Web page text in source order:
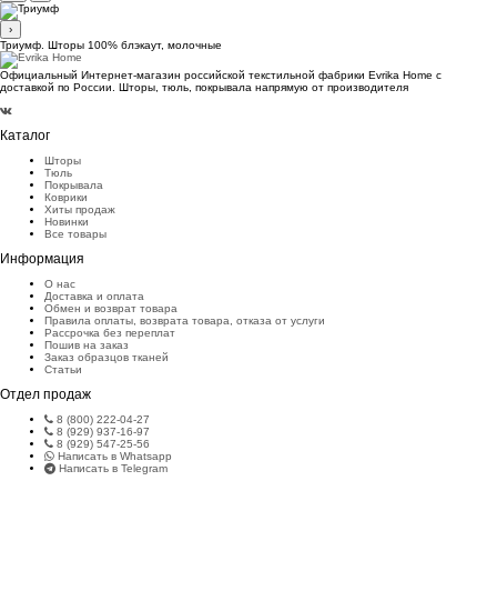
›
Триумф. Шторы 100% блэкаут, молочные
Официальный Интернет-магазин российской текстильной фабрики Evrika Home c
доставкой по России. Шторы, тюль, покрывала напрямую от производителя
Каталог
Шторы
Тюль
Покрывала
Коврики
Хиты продаж
Новинки
Все товары
Информация
О нас
Доставка и оплата
Обмен и возврат товара
Правила оплаты, возврата товара, отказа от услуги
Рассрочка без переплат
Пошив на заказ
Заказ образцов тканей
Статьи
Отдел продаж
8 (800) 222-04-27
8 (929) 937-16-97
8 (929) 547-25-56
Написать в Whatsapp
Написать в Telegram